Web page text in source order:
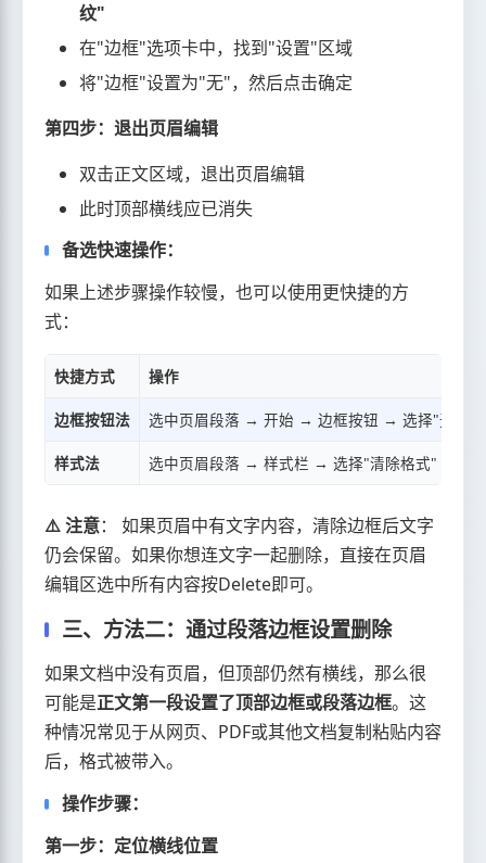
纹"
在"边框"选项卡中，找到"设置"区域
将"边框"设置为"无"，然后点击确定
第四步：退出页眉编辑
双击正文区域，退出页眉编辑
此时顶部横线应已消失
备选快速操作：
如果上述步骤操作较慢，也可以使用更快捷的方
式：
快捷方式 操作
边框按钮法 选中页眉段落 → 开始 → 边框按钮 → 选择"无边
样式法 选中页眉段落 → 样式栏 → 选择"清除格式"
⚠️ 注意： 如果页眉中有文字内容，清除边框后文字
仍会保留。如果你想连文字一起删除，直接在页眉
编辑区选中所有内容按Delete即可。
三、方法二：通过段落边框设置删除
如果文档中没有页眉，但顶部仍然有横线，那么很
可能是正文第一段设置了顶部边框或段落边框。这
种情况常见于从网页、PDF或其他文档复制粘贴内容
后，格式被带入。
操作步骤：
第一步：定位横线位置